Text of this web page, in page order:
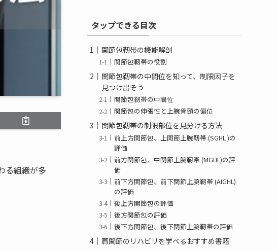
る組織が多
ータップできる目次
関節包靭帯の機能解剖
関節包靭帯の役割
関節包靭帯の中間位を知って、制限因子を
見つけ出そう
関節包靭帯の中間位
関節包の伸張性と上腕骨頭の偏位
関節包靭帯の制限部位を見分ける方法
前上方関節包、上関節上腕靭帯 (SGHL )の
評価
前方関節包、中関節上腕靭帯 (MGHL)の評
価
前下方関節包、前下関節上腕靭帯 (AIGHL)
の評価
後上方関節包の評価
後方関節包の評価
後下方関節包、後下関節上腕靭帯の評価
肩関節のリハビリを学べるおすすめ書籍